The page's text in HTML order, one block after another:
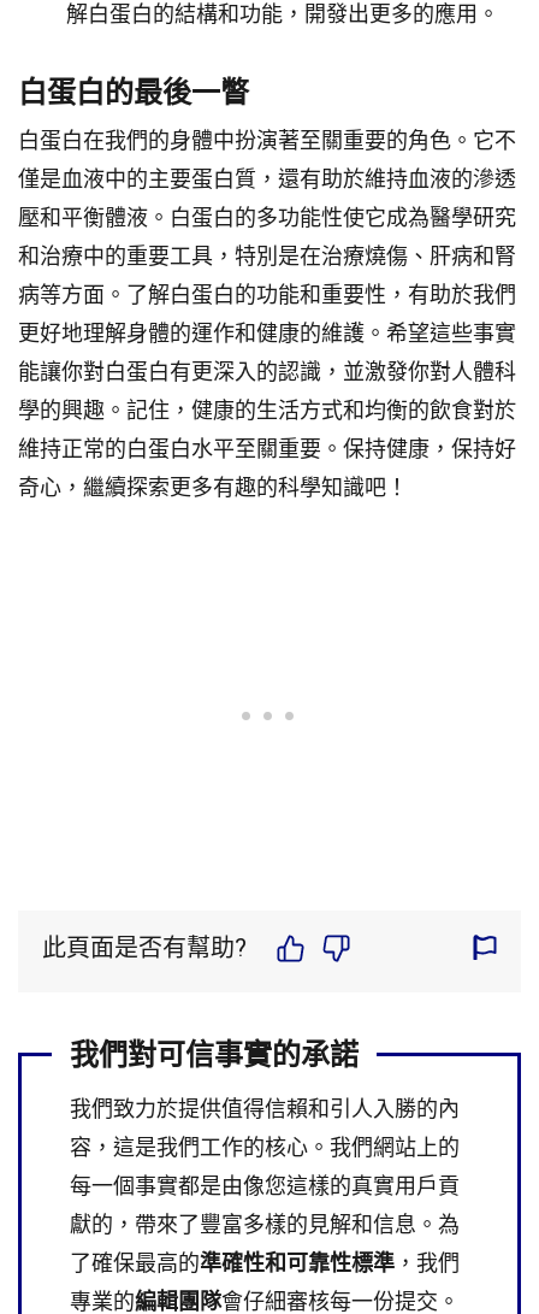
解白蛋白的結構和功能，開發出更多的應用。
白蛋白的最後一瞥
白蛋白在我們的身體中扮演著至關重要的角色。它不
僅是血液中的主要蛋白質，還有助於維持血液的滲透
壓和平衡體液。白蛋白的多功能性使它成為醫學研究
和治療中的重要工具，特別是在治療燒傷、肝病和腎
病等方面。了解白蛋白的功能和重要性，有助於我們
更好地理解身體的運作和健康的維護。希望這些事實
能讓你對白蛋白有更深入的認識，並激發你對人體科
學的興趣。記住，健康的生活方式和均衡的飲食對於
維持正常的白蛋白水平至關重要。保持健康，保持好
奇心，繼續探索更多有趣的科學知識吧！
此頁面是否有幫助?
我們對可信事實的承諾
我們致力於提供值得信賴和引人入勝的內
容，這是我們工作的核心。我們網站上的
每一個事實都是由像您這樣的真實用戶貢
獻的，帶來了豐富多樣的見解和信息。為
了確保最高的準確性和可靠性標準 ，我們
專業的編輯團隊會仔細審核每一份提交。